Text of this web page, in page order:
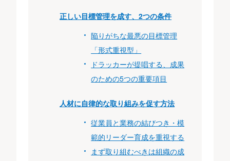
正しい目標管理を成す、2つの条件
陥りがちな最悪の目標管理
「形式重視型」
ドラッカーが提唱する、成果
のための5つの重要項目
人材に自律的な取り組みを促す方法
従業員と業務の結びつき・模
範的リーダー育成を重視する
まず取り組むべきは組織の成